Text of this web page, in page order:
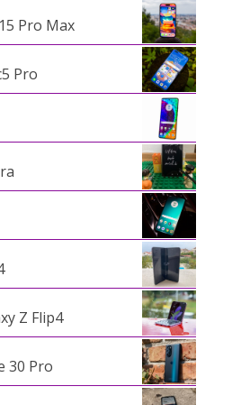
Pro Max
Pro
Z Flip4
30 Pro